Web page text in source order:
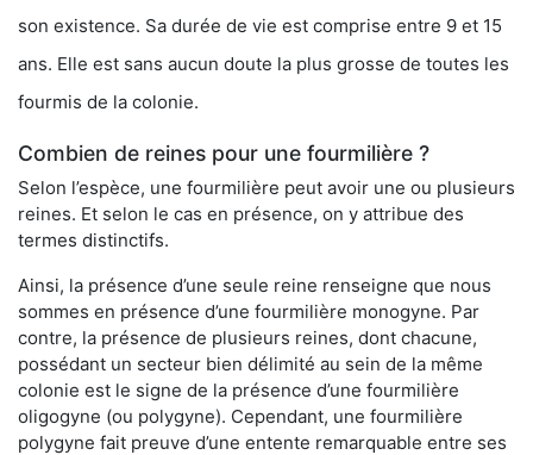
son existence. Sa durée de vie est comprise entre 9 et 15
ans. Elle est sans aucun doute la plus grosse de toutes les
fourmis de la colonie.
Combien de reines pour une fourmilière ?
Selon l’espèce, une fourmilière peut avoir une ou plusieurs
reines. Et selon le cas en présence, on y attribue des
termes distinctifs.
Ainsi, la présence d’une seule reine renseigne que nous
sommes en présence d’une fourmilière monogyne. Par
contre, la présence de plusieurs reines, dont chacune,
possédant un secteur bien délimité au sein de la même
colonie est le signe de la présence d’une fourmilière
oligogyne (ou polygyne). Cependant, une fourmilière
polygyne fait preuve d’une entente remarquable entre ses